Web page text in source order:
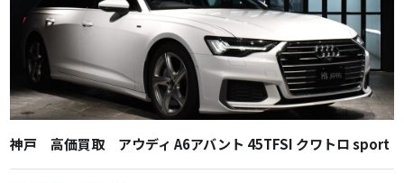
神戸 高価買取 アウディ A6アバント 45TFSI クワトロ sport